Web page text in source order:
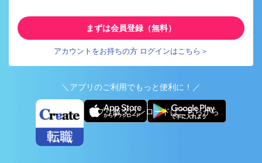
まずは会員登録（無料）
アカウントをお持ちの方 ログインはこちら＞
＼アプリのご利用でもっと便利に！／
アプリ版ダウンロードはこちらから